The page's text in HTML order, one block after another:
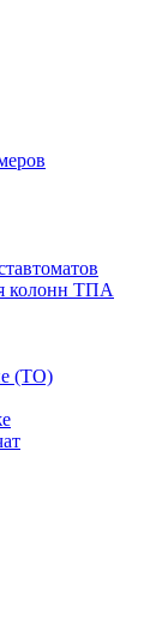
колонн ТПА
(ТО)